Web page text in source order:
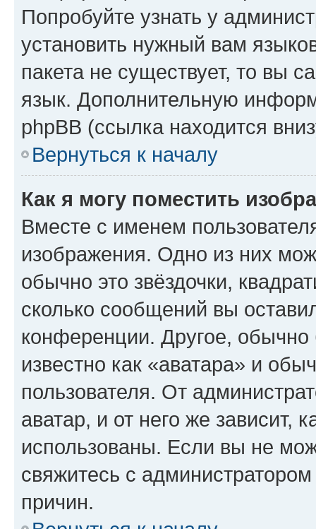
Попробуйте узнать у
установить нужный вам
пакета не существует, то вы
язык. Дополнительную
phpBB (ссылка находится
Вернуться к началу
Как я могу поместить
Вместе с именем
изображения. Одно из них
обычно это звёздочки,
сколько сообщений вы
конференции. Другое,
известно как «аватара» и
пользователя. От
аватар, и от него же зависит,
использованы. Если вы не
свяжитесь с
причин.